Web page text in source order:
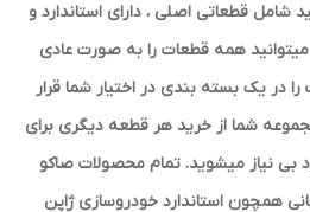
قطعاتی اصلی ، دارای استاندارد و
همه قطعات را به صورت عادی
در یک بسته بندی در اختیار شما قرار
شما از خرید هر قطعه دیگری برای
نیاز میشوید. تمام محصولات صاکو
همچون استاندارد خودروسازی ژاپن